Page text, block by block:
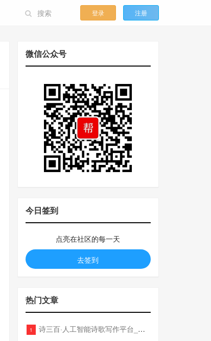
登录 注册
微信公众号
今日签到
点亮在社区的每一天
去签到
热门文章
1 诗三百·人工智能诗歌写作平台_在线作诗机_藏头诗生成器_电脑对联_姓名作诗